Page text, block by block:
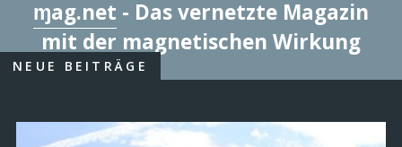
ɱag.net - Das vernetzte Magazin
mit der magnetischen Wirkung
NEUE BEITRÄGE